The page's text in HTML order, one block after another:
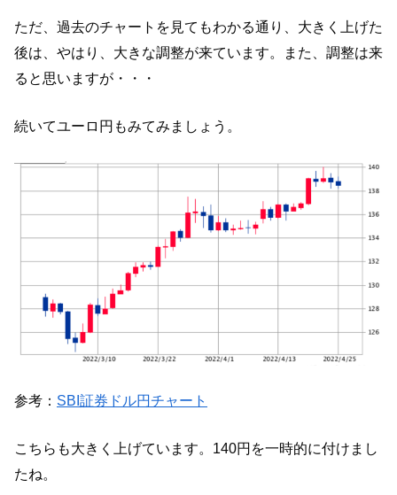
ただ、過去のチャートを見てもわかる通り、大きく上げた
後は、やはり、大きな調整が来ています。また、調整は来
ると思いますが・・・
続いてユーロ円もみてみましょう。
参考： SBI証券ドル円チャート
こちらも大きく上げています。140円を一時的に付けまし
たね。